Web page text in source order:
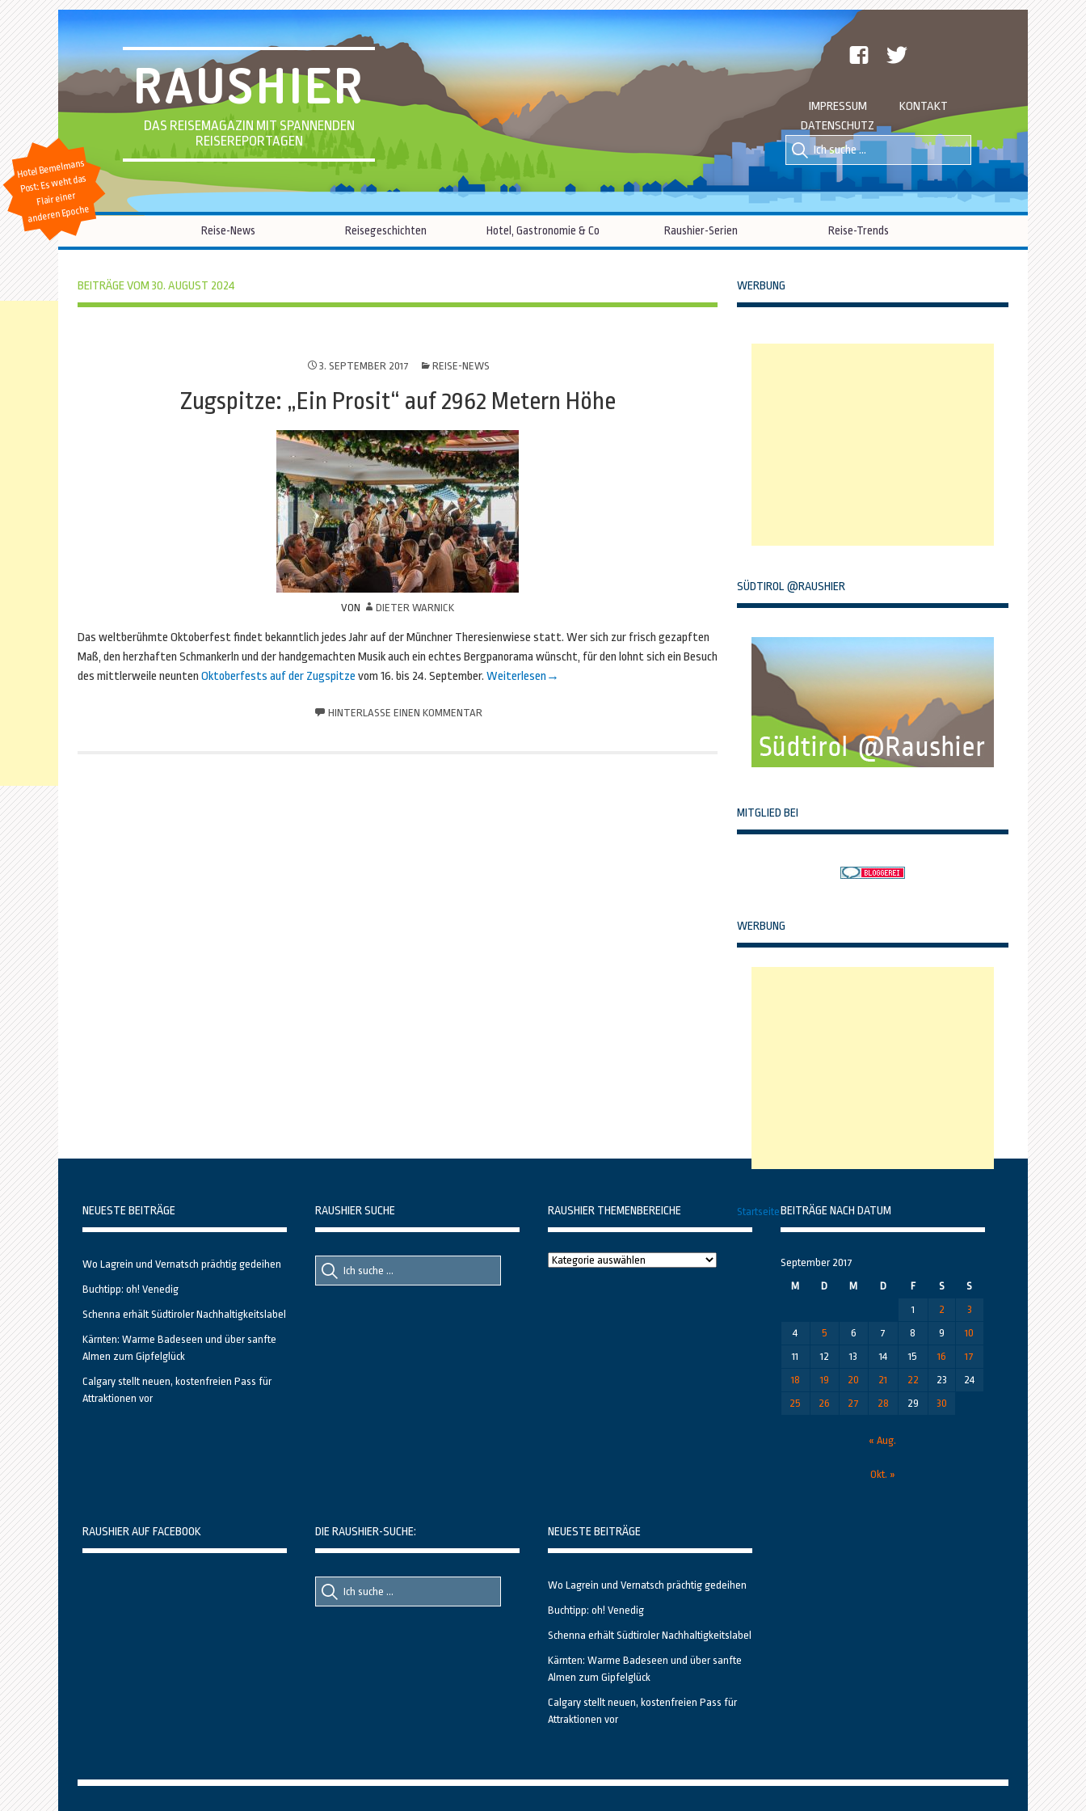
RAUSHIER
DAS REISEMAGAZIN MIT SPANNENDEN
REISEREPORTAGEN
facebook
IMPRESSUM
KONTAKT
DATENSCHUTZ
Suche
nach::
Suche
nach:
Hotel Bemelmans
Post: Es weht das
Flair einer
anderen Epoche
Reise-News Reisegeschichten Hotel, Gastronomie & Co Raushier-Serien Reise-Trends
BEITRÄGE VOM 30. AUGUST 2024
3. SEPTEMBER 2017 REISE-NEWS
Zugspitze: „Ein Prosit“ auf 2962 Metern Höhe
VON DIETER WARNICK
Das weltberühmte Oktoberfest findet bekanntlich jedes Jahr auf der Münchner Theresienwiese statt. Wer sich zur frisch gezapften
Maß, den herzhaften Schmankerln und der handgemachten Musik auch ein echtes Bergpanorama wünscht, für den lohnt sich ein Besuch
des mittlerweile neunten Oktoberfests auf der Zugspitze vom 16. bis 24. September. Weiterlesen →
HINTERLASSE EINEN KOMMENTAR
WERBUNG
SÜDTIROL @RAUSHIER
MITGLIED BEI
WERBUNG
Startseite
NEUESTE BEITRÄGE
Wo Lagrein und Vernatsch prächtig gedeihen
Buchtipp: oh! Venedig
Schenna erhält Südtiroler Nachhaltigkeitslabel
Kärnten: Warme Badeseen und über sanfte
Almen zum Gipfelglück
Calgary stellt neuen, kostenfreien Pass für
Attraktionen vor
RAUSHIER SUCHE
Suche
nach::
Suche
nach:
RAUSHIER THEMENBEREICHE
Raushier
BEITRÄGE NACH DATUM
September 2017
M
D M D F S
S
1
2
3
4
5 6 7 8 9
10
11
12 13 14 15 16
17
18
19 20 21 22 23
24
25
26 27 28 29 30
« Aug.
Okt. »
RAUSHIER AUF FACEBOOK DIE RAUSHIER-SUCHE:
Suche
nach::
Suche
nach:
NEUESTE BEITRÄGE
Wo Lagrein und Vernatsch prächtig gedeihen
Buchtipp: oh! Venedig
Schenna erhält Südtiroler Nachhaltigkeitslabel
Kärnten: Warme Badeseen und über sanfte
Almen zum Gipfelglück
Calgary stellt neuen, kostenfreien Pass für
Attraktionen vor